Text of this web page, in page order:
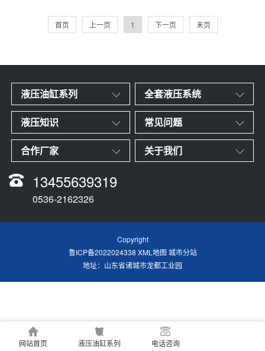
一等品、全国用户最满意产品、消费者信得过产品等
殊荣
首页 上一页 1 下一页 末页
液压油缸系列 全套液压系统
液压知识 常见问题
合作厂家 关于我们
13455639319
0536-2162326
Copyright
鲁ICP备2022024338 XML地图 城市分站
地址：山东省诸城市龙都工业园
网站首页 液压油缸系列 电话咨询